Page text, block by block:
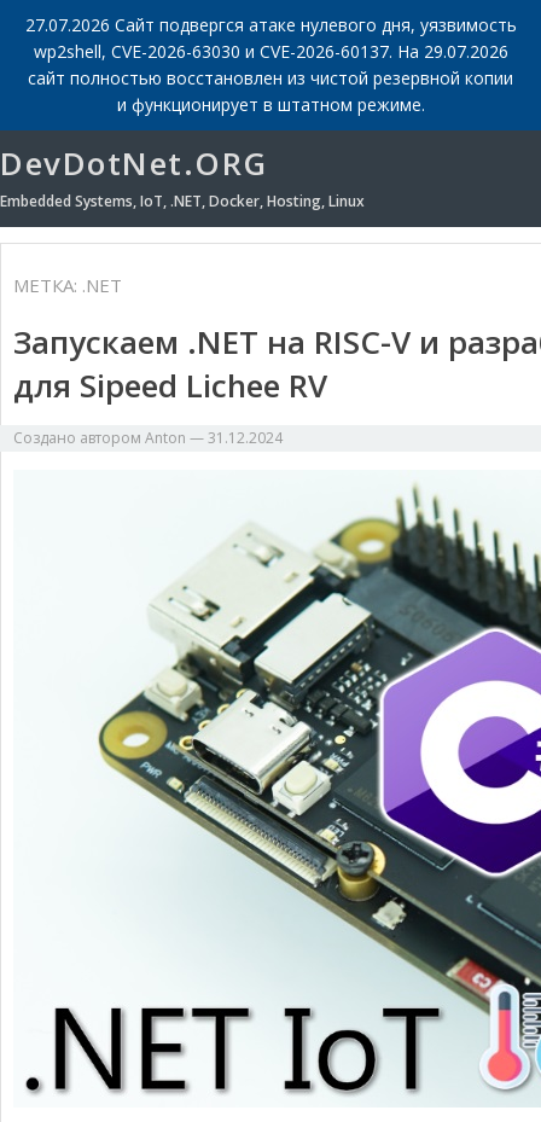
27.07.2026 Сайт подвергся атаке нулевого дня, уязвимость
wp2shell, CVE-2026-63030 и CVE-2026-60137. На 29.07.2026
сайт полностью восстановлен из чистой резервной копии
и функционирует в штатном режиме.
DevDotNet.ORG
Embedded Systems, IoT, .NET, Docker, Hosting, Linux
МЕТКА: .NET
Запускаем .NET на RISC-V и
для Sipeed Lichee RV
Создано автором Anton —31.12.2024